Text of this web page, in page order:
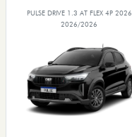
PULSE DRIVE 1.3 AT FLEX 4P 2026
2026/2026